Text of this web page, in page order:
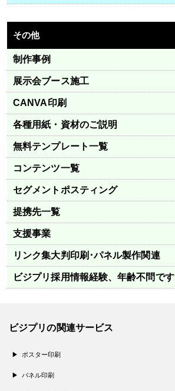
その他
制作事例
展示会ブース施工
CANVA印刷
各種用紙・資材のご説明
無料テンプレート一覧
コンテンツ一覧
セグメントポスティング
提携先一覧
支援事業
リンク集大判印刷･パネル製作関連
ビジプリ採用情報経験、年齢不問です
ビジプリの関連サービス
ポスター印刷
パネル印刷